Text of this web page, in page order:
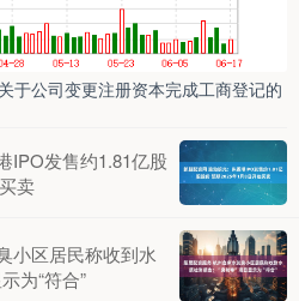
于公司变更注册资本完成工商登记的
IPO发售约1.81亿股
卖
小区居民称收到水
为“符合”